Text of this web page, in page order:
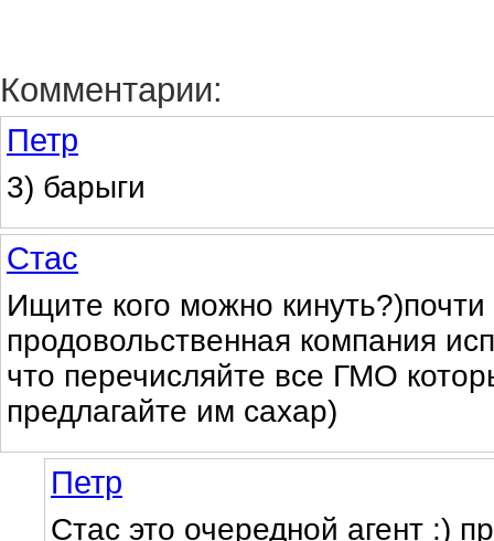
Комментарии:
Петр
3) барыги
Стас
Ищите кого можно
продовольственная компания
что перечисляйте все ГМО
предлагайте им сахар)
Петр
Стас это очередной агент :)